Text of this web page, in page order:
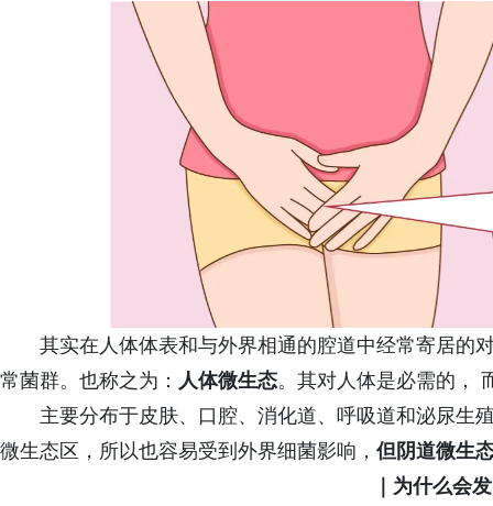
其实在人体体表和与外界相通的腔道中经常寄居的
常菌群。也称之为： 人体微生态。其对人体是必需的，
主要分布于皮肤、口腔、消化道、呼吸道和泌尿生
微生态区，所以也容易受到外界细菌影响， 但阴道微生
｜为什么会